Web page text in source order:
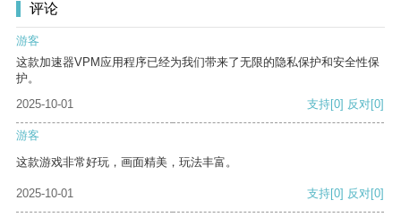
评论
游客
这款加速器VPM应用程序已经为我们带来了无限的隐私保护和安全性保
护。
2025-10-01
支持[0] 反对[0]
游客
这款游戏非常好玩，画面精美，玩法丰富。
2025-10-01 支持[0] 反对[0]